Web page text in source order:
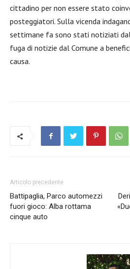
cittadino per non essere stato
posteggiatori. Sulla vicenda
settimane fa sono stati notiziati
fuga di notizie dal Comune a
causa.
Articolo precedente
Battipaglia, Parco automezzi
fuori gioco: Alba rottama
cinque auto